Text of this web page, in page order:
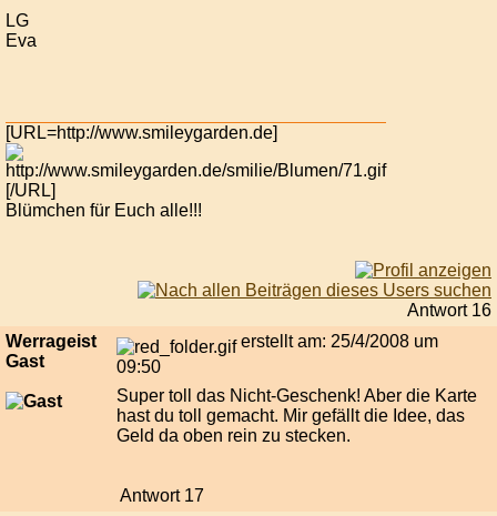
LG
Eva
[URL=http://www.smileygarden.de]
[/URL]
Blümchen für Euch alle!!!
Antwort 16
Werrageist
Gast
erstellt am: 25/4/2008 um
09:50
Super toll das Nicht-Geschenk! Aber die Karte
hast du toll gemacht. Mir gefällt die Idee, das
Geld da oben rein zu stecken.
Antwort 17